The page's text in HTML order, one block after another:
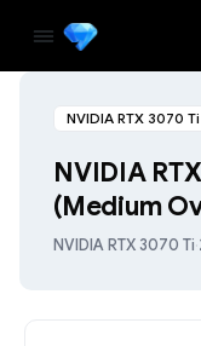
NVIDIA RTX 3070 Ti
NVIDIA
(Medium
NVIDIA RTX 3070 Ti·